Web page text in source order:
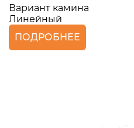
Вариант камина
Линейный
ПОДРОБНЕЕ